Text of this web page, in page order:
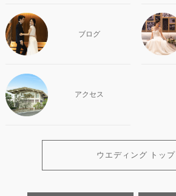
ブログ
アクセス
ウエディング トップ